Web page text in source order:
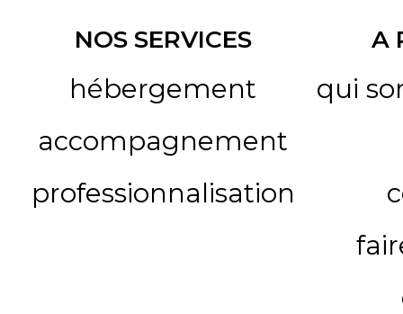
NOS SERVICES
hébergement
accompagnement
professionnalisation
A
qui